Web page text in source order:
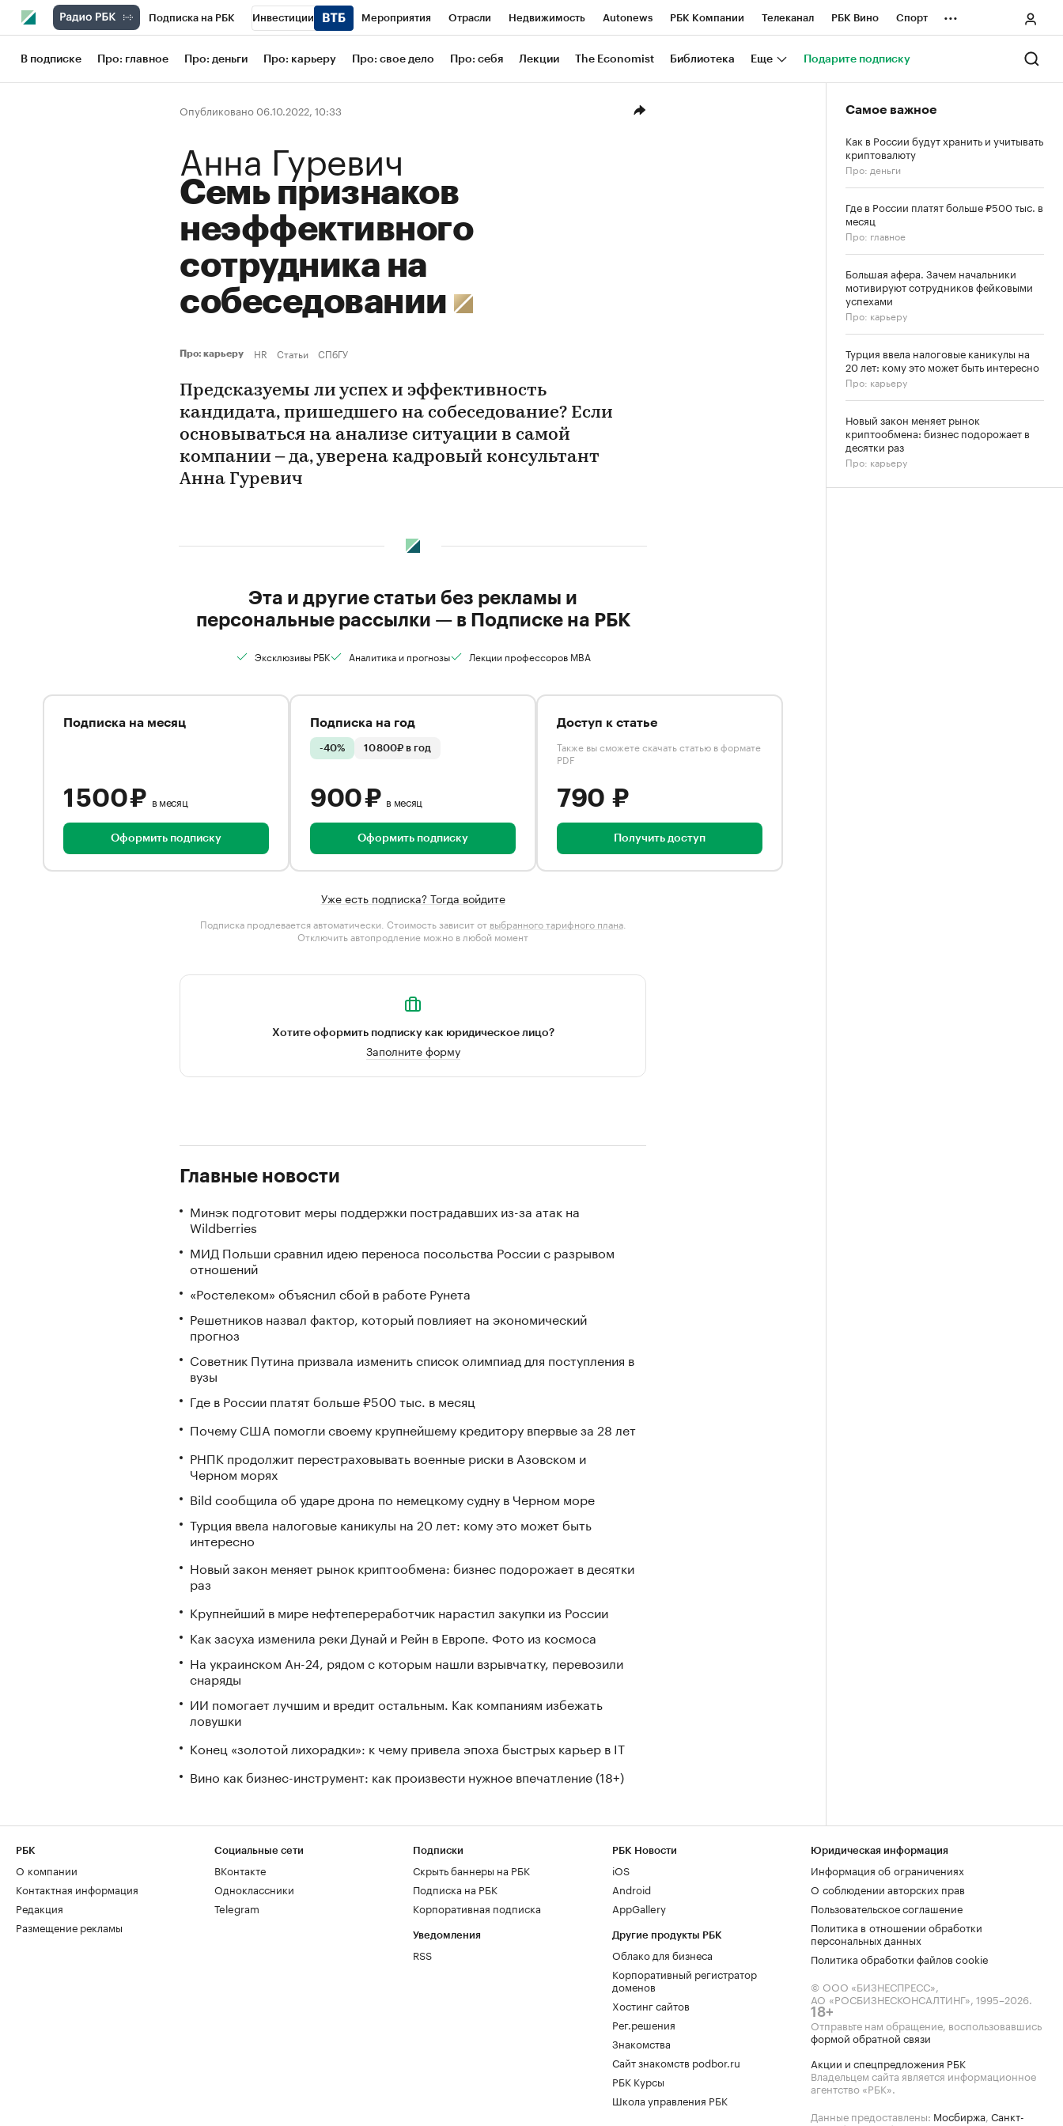
Подписка на РБК Инвестиции Мероприятия Отрасли Недвижимость Autonews РБК Компании Телеканал РБК Вино Спорт
Школа управления РБК РБК Образование РБК Life Тренды Визионеры Национальные проекты Город
Рынок наличной валюты
...
В подписке Про: главное Про: деньги Про: карьеру Про: свое дело Про: себя Лекции The Economist Библиотека Еще Подарите подписку
Опубликовано 06.10.2022, 10:33
Анна Гуревич
Семь признаков
неэффективного
сотрудника на
собеседовании
Про: карьеру HR Статьи СПбГУ
Предсказуемы ли успех и эффективность
кандидата, пришедшего на собеседование? Если
основываться на анализе ситуации в самой
компании – да, уверена кадровый консультант
Анна Гуревич
Эта и другие статьи без рекламы и
персональные рассылки — в Подписке на РБК
Эксклюзивы РБК Аналитика и прогнозы Лекции профессоров MBA
Подписка на месяц
1 500 ₽ в месяц
Оформить подписку
Подписка на год
-40% 10 800₽ в год
900 ₽ в месяц
Оформить подписку
Доступ к статье
Также вы сможете скачать статью в формате
PDF
790 ₽
Получить доступ
Уже есть подписка? Тогда войдите
Подписка продлевается автоматически. Стоимость зависит от выбранного тарифного плана.
Отключить автопродление можно в любой момент
Хотите оформить подписку как юридическое лицо?
Заполните форму
Главные новости
Минэк подготовит меры поддержки пострадавших из-за атак на
Wildberries
МИД Польши сравнил идею переноса посольства России с разрывом
отношений
«Ростелеком» объяснил сбой в работе Рунета
Решетников назвал фактор, который повлияет на экономический
прогноз
Советник Путина призвала изменить список олимпиад для поступления в
вузы
Где в России платят больше ₽500 тыс. в месяц
Почему США помогли своему крупнейшему кредитору впервые за 28 лет
РНПК продолжит перестраховывать военные риски в Азовском и
Черном морях
Bild сообщила об ударе дрона по немецкому судну в Черном море
Турция ввела налоговые каникулы на 20 лет: кому это может быть
интересно
Новый закон меняет рынок криптообмена: бизнес подорожает в десятки
раз
Крупнейший в мире нефтепереработчик нарастил закупки из России
Как засуха изменила реки Дунай и Рейн в Европе. Фото из космоса
На украинском Ан-24, рядом с которым нашли взрывчатку, перевозили
снаряды
ИИ помогает лучшим и вредит остальным. Как компаниям избежать
ловушки
Конец «золотой лихорадки»: к чему привела эпоха быстрых карьер в IT
Вино как бизнес-инструмент: как произвести нужное впечатление (18+)
Самое важное
Как в России будут хранить и учитывать
криптовалюту
Про: деньги
Где в России платят больше ₽500 тыс. в
месяц
Про: главное
Большая афера. Зачем начальники
мотивируют сотрудников фейковыми
успехами
Про: карьеру
Турция ввела налоговые каникулы на
20 лет: кому это может быть интересно
Про: карьеру
Новый закон меняет рынок
криптообмена: бизнес подорожает в
десятки раз
Про: карьеру
РБК
О компании
Контактная информация
Редакция
Размещение рекламы
Социальные сети
ВКонтакте
Одноклассники
Telegram
Подписки
Скрыть баннеры на РБК
Подписка на РБК
Корпоративная подписка
Уведомления
RSS
РБК Новости
iOS
Android
AppGallery
Другие продукты РБК
Облако для бизнеса
Корпоративный регистратор
доменов
Хостинг сайтов
Рег.решения
Знакомства
Сайт знакомств podbor.ru
РБК Курсы
Школа управления РБК
Юридическая информация
Информация об ограничениях
О соблюдении авторских прав
Пользовательское соглашение
Политика в отношении обработки
персональных данных
Политика обработки файлов cookie
© ООО «БИЗНЕСПРЕСС»,
АО «РОСБИЗНЕСКОНСАЛТИНГ», 1995–2026.
18+
Отправьте нам обращение, воспользовавшись
формой обратной связи
Акции и спецпредложения РБК
Владельцем сайта является информационное
агентство «РБК».
Данные предоставлены: Мосбиржа, Санкт-